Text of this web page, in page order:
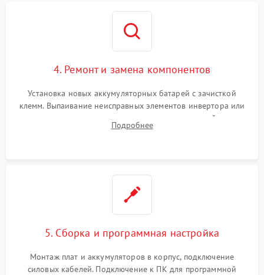
4. Ремонт и замена компонентов
Установка новых аккумуляторных батарей с зачисткой
клемм. Выпаивание неисправных элементов инвертора или
цепи зарядки и монтаж новых радиодеталей.
Восстановление поврежденных токоведущих дорожек и
Подробнее
5. Сборка и программная настройка
Монтаж плат и аккумуляторов в корпус, подключение
силовых кабелей. Подключение к ПК для программной